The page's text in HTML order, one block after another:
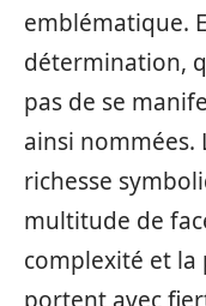
emblématique.
détermination,
pas de se
ainsi nommées.
richesse
multitude de
complexité et
portent avec